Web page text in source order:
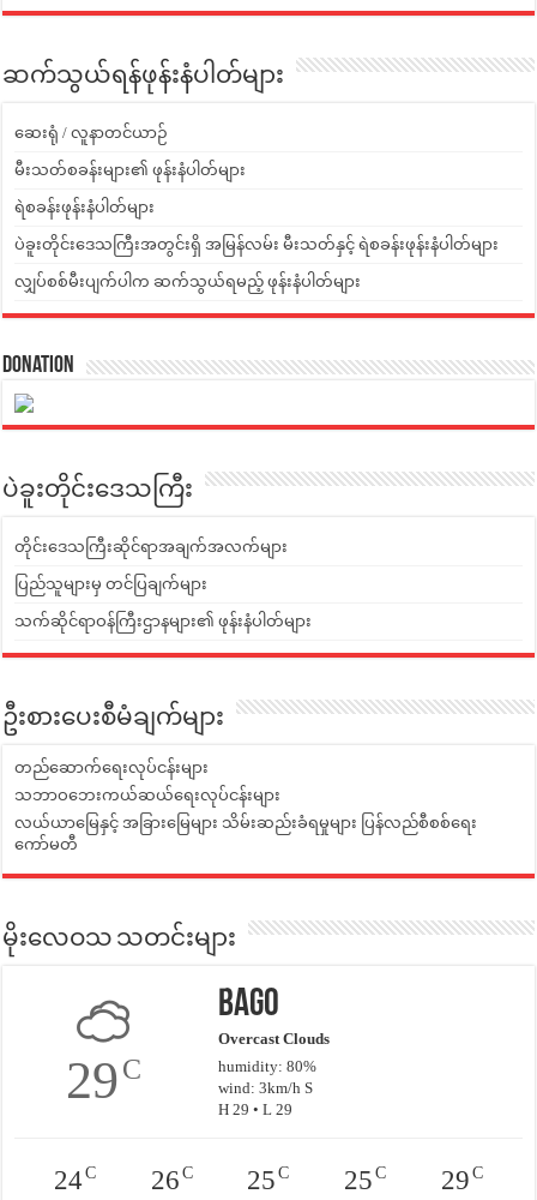
ဆက်သွယ်ရန်ဖုန်းနံပါတ်များ
ဆေးရုံ / လူနာတင်ယာဉ်
မီးသတ်စခန်းများ၏ ဖုန်းနံပါတ်များ
ရဲစခန်းဖုန်းနံပါတ်များ
ပဲခူးတိုင်းဒေသကြီးအတွင်းရှိ အမြန်လမ်း မီးသတ်နှင့် ရဲစခန်းဖုန်းနံပါတ်များ
လျှပ်စစ်မီးပျက်ပါက ဆက်သွယ်ရမည့် ဖုန်းနံပါတ်များ
Donation
ပဲခူးတိုင်းဒေသကြီး
တိုင်းဒေသကြီးဆိုင်ရာအချက်အလက်များ
ပြည်သူများမှ တင်ပြချက်များ
သက်ဆိုင်ရာဝန်ကြီးဌာနများ၏ ဖုန်းနံပါတ်များ
ဦးစားပေးစီမံချက်များ
တည်ဆောက်ရေးလုပ်ငန်းများ
သဘာဝဘေးကယ်ဆယ်ရေးလုပ်ငန်းများ
လယ်ယာမြေနှင့် အခြားမြေများ သိမ်းဆည်းခံရမှုများ ပြန်လည်စီစစ်ရေး
ကော်မတီ
မိုးလေဝသ သတင်းများ
29C
Bago
Overcast Clouds
humidity: 80%
wind: 3km/h S
H 29 • L 29
24C 26C 25 C 25C 29C